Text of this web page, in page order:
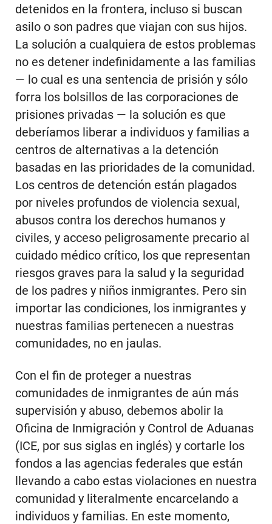
detenidos en la frontera, incluso si buscan
asilo o son padres que viajan con sus hijos.
La solución a cualquiera de estos problemas
no es detener indefinidamente a las familias
— lo cual es una sentencia de prisión y sólo
forra los bolsillos de las corporaciones de
prisiones privadas — la solución es que
deberíamos liberar a individuos y familias a
centros de alternativas a la detención
basadas en las prioridades de la comunidad.
Los centros de detención están plagados
por niveles profundos de violencia sexual,
abusos contra los derechos humanos y
civiles, y acceso peligrosamente precario al
cuidado médico crítico, los que representan
riesgos graves para la salud y la seguridad
de los padres y niños inmigrantes. Pero sin
importar las condiciones, los inmigrantes y
nuestras familias pertenecen a nuestras
comunidades, no en jaulas.
Con el fin de proteger a nuestras
comunidades de inmigrantes de aún más
supervisión y abuso, debemos abolir la
Oficina de Inmigración y Control de Aduanas
(ICE, por sus siglas en inglés) y cortarle los
fondos a las agencias federales que están
llevando a cabo estas violaciones en nuestra
comunidad y literalmente encarcelando a
individuos y familias. En este momento,